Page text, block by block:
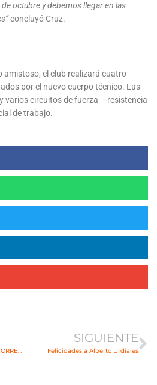
de octubre y debemos llegar en las
concluyó Cruz.
amistoso, el club realizará cuatro
por el nuevo cuerpo técnico. Las
varios circuitos de fuerza – resistencia
de trabajo.
DIEGO SOTO DIRIGIRÁ AL CD TORREBALONMANO
SIGUIENTE
Felicidades a Alberto Urdiales